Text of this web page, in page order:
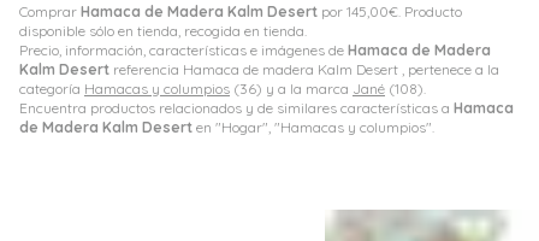
Comprar Hamaca de Madera Kalm Desert por 145,00€ . Producto
disponible sólo en tienda, recogida en tienda.
Precio, información, características e imágenes de Hamaca de Madera
Kalm Desert referencia Hamaca de madera Kalm Desert , pertenece a la
categoría Hamacas y columpios (36) y a la marca Jané (108).
Encuentra productos relacionados y de similares características a Hamaca
de Madera Kalm Desert en "Hogar", "Hamacas y columpios".